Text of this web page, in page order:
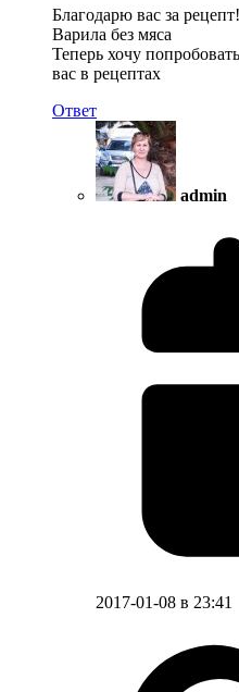
Благодарю вас за
Варила без мяса
Теперь хочу
вас в рецептах
Ответ
admin
2017-01-08 в 23:41